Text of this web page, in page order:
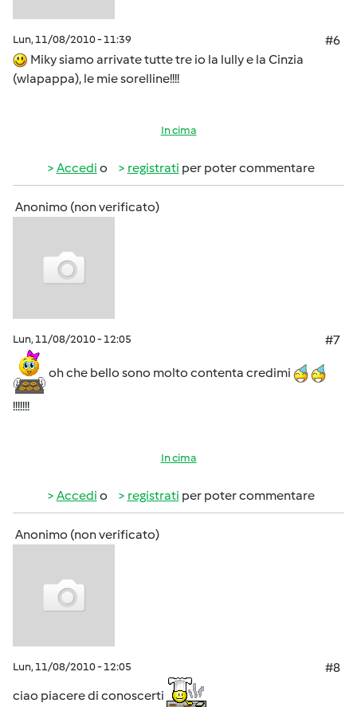
Lun, 11/08/2010 - 11:39
#6
Miky siamo arrivate tutte tre io la lully e la Cinzia
(wlapappa), le mie sorelline!!!!
In cima
Accedi o registrati per poter commentare
Anonimo (non verificato)
Lun, 11/08/2010 - 12:05 #7
oh che bello sono molto contenta credimi
!!!!!!!
In cima
Accedi o registrati per poter commentare
Anonimo (non verificato)
Lun, 11/08/2010 - 12:05
#8
ciao piacere di conoscerti